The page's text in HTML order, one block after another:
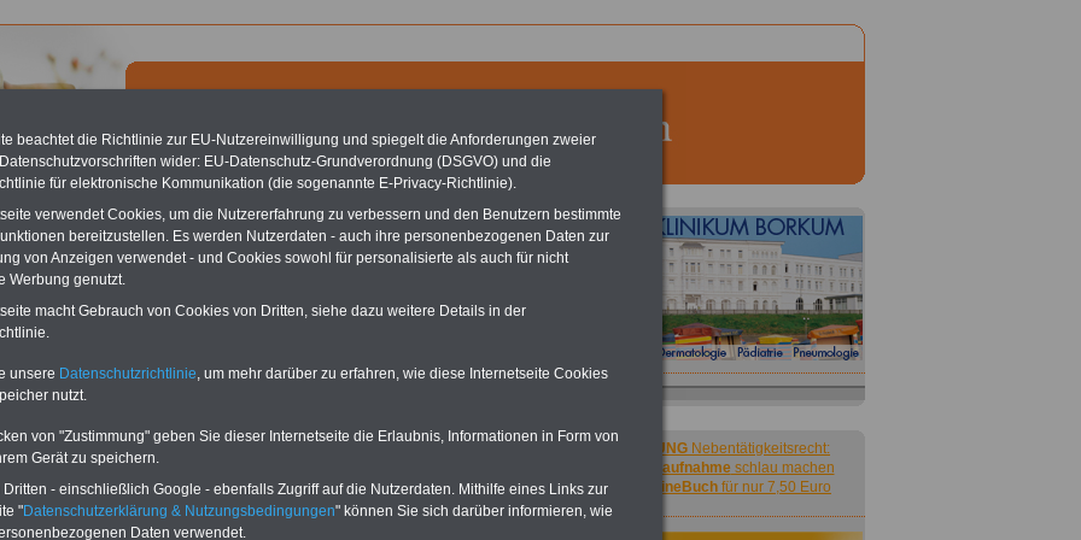
Reha - Recherchieren Sie mit dem "führenden" Klinikverzeichnis
führende Klinikverzeichnis rund um die Beihilfe" gibt ihnen Orientierung
nach der geeigneten Klinik für Ihre nächsten Reha. Sie können auch
von A bis Z
Angebote nach Gesundheitswochen..
Baden - Kurort
ausgewählt:
am Leisberg>>>weiter
Dr. Franz Dengler>>>weiter
Website haben wir für Beihilfeberechtigte mehr als 100
ACHTUNG Nebentätigkeitsrecht:
vor Jobaufnahmeschlau machen
OnlineBuch für nur 7,50 Euro
beachtet die Richtlinie zur EU-Nutzereinwilligung und spiegelt die Anforderungen zweier
wider: EU-Datenschutz-Grundverordnung (DSGVO) und die
für elektronische Kommunikation (die sogenannte E-Privacy-Richtlinie).
verwendet Cookies, um die Nutzererfahrung zu verbessern und den Benutzern bestimmte
bereitzustellen. Es werden Nutzerdaten - auch ihre personenbezogenen Daten zur
von Anzeigen verwendet - und Cookies sowohl für personalisierte als auch für nicht
Werbung genutzt.
macht Gebrauch von Cookies von Dritten, siehe dazu weitere Details in der
unsere Datenschutzrichtlinie, um mehr darüber zu erfahren, wie diese Internetseite Cookies
nutzt.
von "Zustimmung" geben Sie dieser Internetseite die Erlaubnis, Informationen in Form von
Gerät zu speichern.
- einschließlich Google - ebenfalls Zugriff auf die Nutzerdaten. Mithilfe eines Links zur
"Datenschutzerklärung & Nutzungsbedingungen" können Sie sich darüber informieren, wie
Daten verwendet.